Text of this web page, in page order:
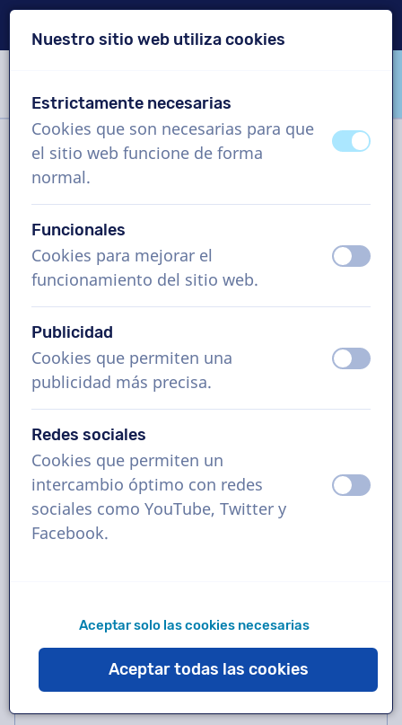
VoiceProductions
Filtro
Proyecto
Voz en off en Polaco, eLearning,
hombre y mujer
Reserva la locución polaca perfecta en solo
unos clics o solicita una demostración
gratuita. La mayoría de los locutores
entregan en 24 horas o menos. Una vez
realizado el pedido, tendrás contacto directo
encantados.
Nuestro sitio web utiliza cookies
Estrictamente necesarias
Cookies que son necesarias para que
el sitio web funcione de forma
normal.
Funcionales
Cookies para mejorar el
funcionamiento del sitio web.
Publicidad
Cookies que permiten una
publicidad más precisa.
Redes sociales
Cookies que permiten un
intercambio óptimo con redes
sociales como YouTube, Twitter y
Facebook.
Aceptar solo las cookies necesarias
Aceptar todas las cookies